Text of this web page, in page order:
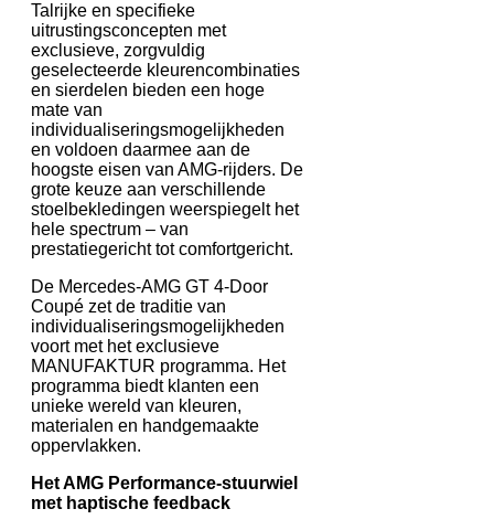
Talrijke en specifieke
uitrustingsconcepten met
exclusieve, zorgvuldig
geselecteerde kleurencombinaties
en sierdelen bieden een hoge
mate van
individualiseringsmogelijkheden
en voldoen daarmee aan de
hoogste eisen van AMG-rijders. De
grote keuze aan verschillende
stoelbekledingen weerspiegelt het
hele spectrum – van
prestatiegericht tot comfortgericht.
De Mercedes-AMG GT 4-Door
Coupé zet de traditie van
individualiseringsmogelijkheden
voort met het exclusieve
MANUFAKTUR programma. Het
programma biedt klanten een
unieke wereld van kleuren,
materialen en handgemaakte
oppervlakken.
Het AMG Performance-stuurwiel
met haptische feedback